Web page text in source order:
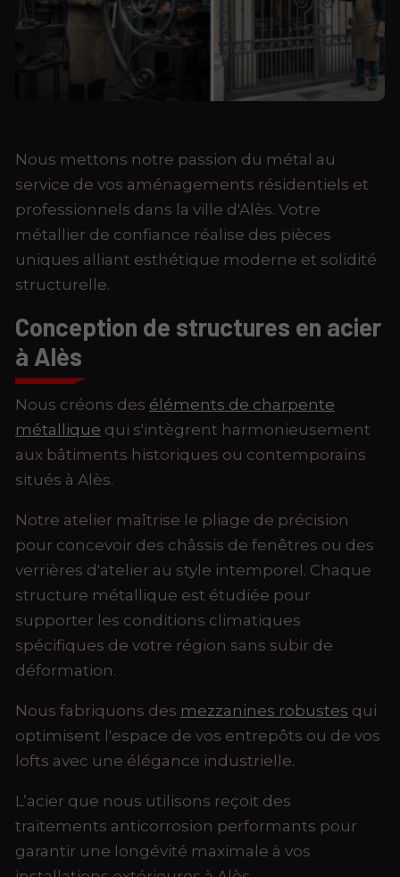
Nous mettons notre passion du métal au
service de vos aménagements résidentiels et
professionnels dans la ville d'Alès. Votre
métallier de confiance réalise des pièces
uniques alliant esthétique moderne et solidité
structurelle.
Conception de structures en acier
à Alès
Nous créons des éléments de charpente
métallique qui s'intègrent harmonieusement
aux bâtiments historiques ou contemporains
situés à Alès.
Notre atelier maîtrise le pliage de précision
pour concevoir des châssis de fenêtres ou des
verrières d'atelier au style intemporel. Chaque
structure métallique est étudiée pour
supporter les conditions climatiques
spécifiques de votre région sans subir de
déformation.
Nous fabriquons des mezzanines robustes qui
optimisent l'espace de vos entrepôts ou de vos
lofts avec une élégance industrielle.
L’acier que nous utilisons reçoit des
traitements anticorrosion performants pour
garantir une longévité maximale à vos